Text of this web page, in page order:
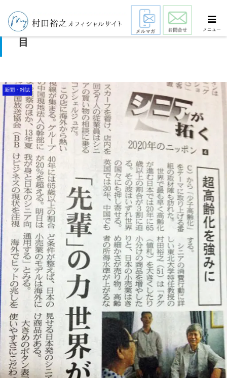
超高齢化を強みに 「先輩」の力 世界が注
目
新聞・雑誌
メニュー